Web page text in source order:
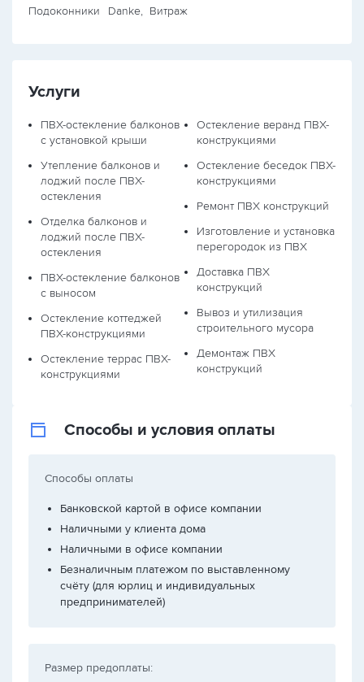
Подоконники Danke, Витраж
Услуги
ПВХ-остекление балконов
с установкой крыши
Утепление балконов и
лоджий после ПВХ-
остекления
Отделка балконов и
лоджий после ПВХ-
остекления
ПВХ-остекление балконов
с выносом
Остекление коттеджей
ПВХ-конструкциями
Остекление террас ПВХ-
конструкциями
Остекление веранд ПВХ-
конструкциями
Остекление беседок ПВХ-
конструкциями
Ремонт ПВХ конструкций
Изготовление и установка
перегородок из ПВХ
Доставка ПВХ
конструкций
Вывоз и утилизация
строительного мусора
Демонтаж ПВХ
конструкций
Способы и условия оплаты
Способы оплаты
Банковской картой в офисе компании
Наличными у клиента дома
Наличными в офисе компании
Безналичным платежом по выставленному
счёту (для юрлиц и индивидуальных
предпринимателей)
Размер предоплаты: